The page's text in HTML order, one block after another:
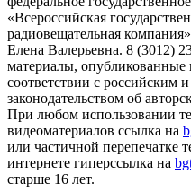
«Всероссийская
радиовещательная
Елена Валерьевна. 8 (3012)
материалы,
соответствии с российским
законодательством об
При любом использовании
видеоматериалов ссылка на
или частичной перепечатке
интернете гиперссылка на
старше 16 лет.